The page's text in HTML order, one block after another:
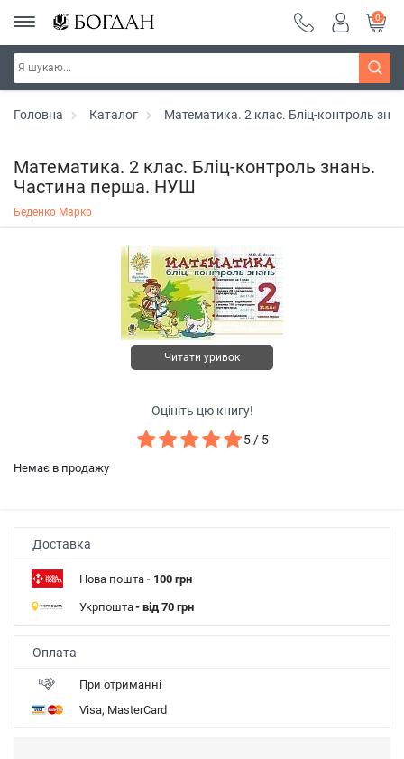
0
Головна Каталог Математика. 2 клас. Бліц-контроль
Математика. 2 клас. Бліц-контроль знань.
Частина перша. НУШ
Беденко Марко
Читати уривок
Оцініть цю книгу!
5 / 5
Немає в продажу
Доставка
Нова пошта- 100 грн
Укрпошта- від 70 грн
Оплата
При отриманні
Visa, MasterCard